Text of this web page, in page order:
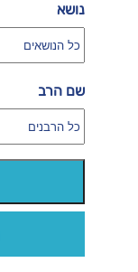
נושא
שם הרב